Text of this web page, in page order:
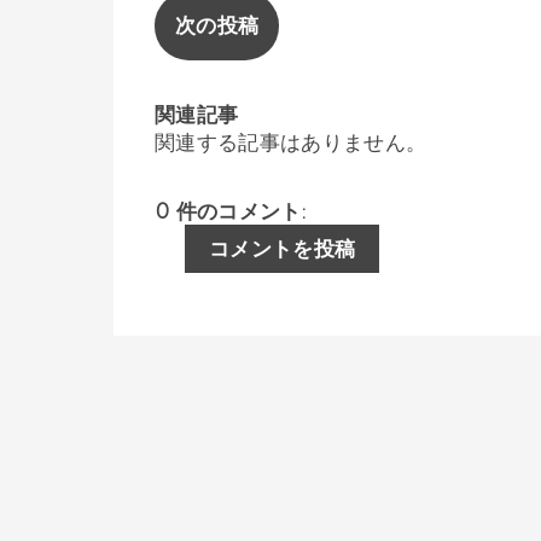
次の投稿
関連記事
関連する記事はありません。
0 件のコメント:
コメントを投稿